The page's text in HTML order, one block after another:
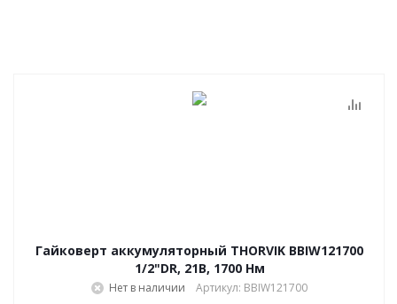
Гайковерт аккумуляторный THORVIK BBIW121700
1/2"DR, 21В, 1700 Нм
Нет в наличии Артикул: BBIW121700